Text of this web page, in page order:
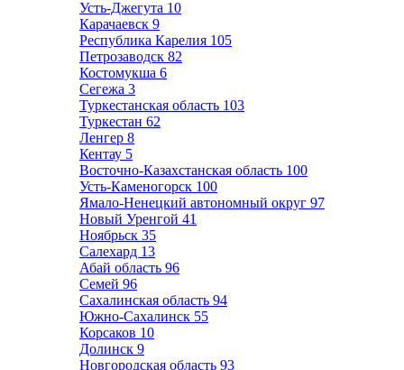
Усть-Джегута 10
Карачаевск 9
Республика Карелия 105
Петрозаводск 82
Костомукша 6
Сегежа 3
Туркестанская область 103
Туркестан 62
Ленгер 8
Кентау 5
Восточно-Казахстанская область 100
Усть-Каменогорск 100
Ямало-Ненецкий автономный округ 97
Новый Уренгой 41
Ноябрьск 35
Салехард 13
Абай область 96
Семей 96
Сахалинская область 94
Южно-Сахалинск 55
Корсаков 10
Долинск 9
Новгородская область 93